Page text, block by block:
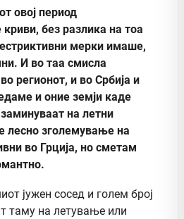
овој период
без разлика на тоа
мерки имаше,
И во таа смисла
регионот, и во Србија и
и оние земји каде
на летни
лесно зголемување на
во Грција, но сметам
јужен сосед и голем број
таму на летување или